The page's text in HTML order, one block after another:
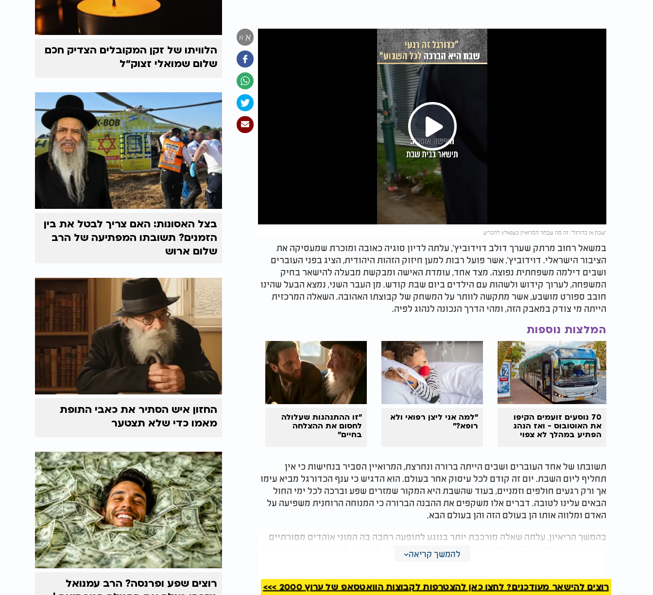
א א
Play
Video
"שבת או כדורגל": זה מה שבחר המרואיין כשנאלץ להכריע
במשאל רחוב מרתק שערך דולב דוידוביץ', עלתה לדיון סוגיה כאובה ומוכרת שמעסיקה את
הציבור הישראלי. דוידוביץ', אשר פועל רבות למען חיזוק הזהות היהודית, הציג בפני העוברים
ושבים דילמה משפחתית נפוצה. מצד אחד, עומדת האישה ומבקשת מבעלה להישאר בחיק
המשפחה, לערוך קידוש ולשהות עם הילדים ביום שבת קודש. מן העבר השני, נמצא הבעל שהינו
חובב ספורט מושבע, אשר מתקשה לוותר על המשחק של קבוצתו האהובה. השאלה המרכזית
הייתה מי צודק במאבק הזה, ומהי הדרך הנכונה לנהוג לפיה.
המלצות נוספות
70 נוסעים זועמים הקיפו
את האוטובוס - ואז הנהג
הפתיע במהלך לא צפוי
"למה אני ליצן רפואי ולא
רופא?"
"זו ההתנהגות שעלולה
לחסום את ההצלחה
בחיים"
תשובתו של אחד העוברים ושבים הייתה ברורה ונחרצת, המרואיין הסביר בנחישות כי אין
תחליף ליום השבת. יום זה קודם לכל עיסוק אחר בעולם. הוא הדגיש כי ענף הכדורגל מביא עימו
אך ורק רגעים חולפים וזמניים, בעוד שהשבת היא המקור שמזרים שפע וברכה לכל ימי החול
הבאים עלינו לטובה. דברים אלו משקפים את ההבנה הברורה כי המנוחה הרוחנית משפיעה על
האדם ומלווה אותו הן בעולם הזה והן בעולם הבא.
בהמשך הריאיון, עלתה שאלה מורכבת יותר בנוגע לתופעה רחבה בה המוני אוהדים מסורתיים
מוצאים את עצמם במלכוד. מדובר באנשים שרוצים בכל ליבם לשמור על קדושת היום והמסורת,
אך נתקלים פעם אחר פעם במשחקים שנקבעים דווקא בעיצומו של יום המנוחה. הפתרון שהוצע
שיתף בנתון מעניין וטען כי רוב מוחלט של הכדורגלנים עצמם, אולי שבעים אחוזים מהשחקנים
להמשך קריאה
רוצים להישאר מעודכנים? לחצו כאן להצטרפות לקבוצות הוואטסאפ של ערוץ 2000 >>>
הלוויתו של זקן המקובלים הצדיק חכם
שלום שמואלי זצוק״ל
בצל האסונות: האם צריך לבטל את בין
הזמנים? תשובתו המפתיעה של הרב
שלום ארוש
החזון איש הסתיר את כאבי התופת
מאמו כדי שלא תצטער
רוצים שפע ופרנסה? הרב עמנואל